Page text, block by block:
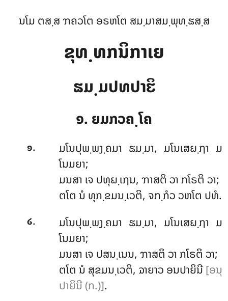
ນໂມ ຕສ຺ສ ຠຄວໂຕ ອຣຫໂຕ ສມ຺ມາສມ຺ພຸທ຺ຘສ຺ສ
ຂຸທ຺ທກນິກາເຍ
ຘມ຺ມປທປາຬິ
໑. ຍມກວຄ຺ໂຄ
໑. ມໂນປຸພ຺ພງ຺ຄມາ ຘມ຺ມາ, ມໂນເສຏ຺ຐາ ມ
ໂນມຍາ;
ມນສາ ເຈ ປທຸຏ຺ເຐນ, ຠາສຕິ ວາ ກໂຣຕິ ວາ;
ຕໂຕ ນໍ ທຸກ຺ຂມນ຺ເວຕິ, ຈກ຺ກໍວ ວຫໂຕ ປທໍ.
໒.
ມໂນປຸພ຺ພງ຺ຄມາ ຘມ຺ມາ, ມໂນເສຏ຺ຐາ ມ
ໂນມຍາ;
ມນສາ ເຈ ປສນ຺ເນນ, ຠາສຕິ ວາ ກໂຣຕິ ວາ;
ຕໂຕ ນໍ ສຸຂມນ຺ເວຕິ, ຉາຍາວ ອນປາຍິນີ[ອນຸ
ປາຍິນີ (ກ.)].